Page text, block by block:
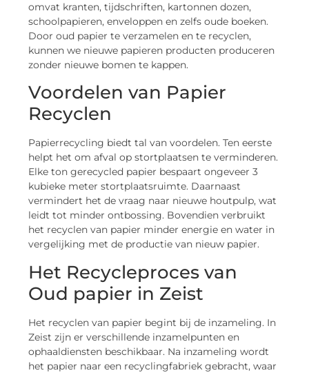
omvat kranten, tijdschriften, kartonnen dozen,
schoolpapieren, enveloppen en zelfs oude boeken.
Door oud papier te verzamelen en te recyclen,
kunnen we nieuwe papieren producten produceren
zonder nieuwe bomen te kappen.
Voordelen van Papier
Recyclen
Papierrecycling biedt tal van voordelen. Ten eerste
helpt het om afval op stortplaatsen te verminderen.
Elke ton gerecycled papier bespaart ongeveer 3
kubieke meter stortplaatsruimte. Daarnaast
vermindert het de vraag naar nieuwe houtpulp, wat
leidt tot minder ontbossing. Bovendien verbruikt
het recyclen van papier minder energie en water in
vergelijking met de productie van nieuw papier.
Het Recycleproces van
Oud papier in Zeist
Het recyclen van papier begint bij de inzameling. In
Zeist zijn er verschillende inzamelpunten en
ophaaldiensten beschikbaar. Na inzameling wordt
het papier naar een recyclingfabriek gebracht, waar